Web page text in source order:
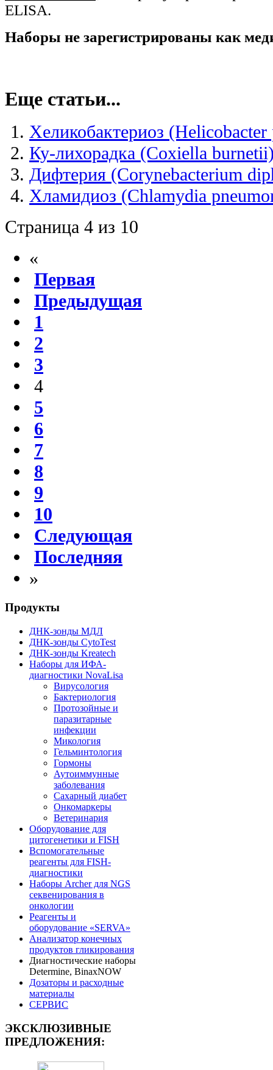
ELISA.
Наборы не зарегистрированы как
Еще статьи...
Хеликобактериоз
Ку-лихорадка (Coxiella
Дифтерия (Corynebacterium
Хламидиоз (Chlamydia
Страница 4 из 10
«
Первая
Предыдущая
1
2
3
4
5
6
7
8
9
10
Следующая
Последняя
»
Продукты
ДНК-зонды МДЛ
ДНК-зонды CytoTest
ДНК-зонды Kreatech
Наборы для ИФА-
диагностики NovaLisa
Вирусология
Бактериология
Протозойные и
паразитарные
инфекции
Микология
Гельминтология
Гормоны
Аутоиммунные
заболевания
Сахарный диабет
Онкомаркеры
Ветеринария
Оборудование для
цитогенетики и FISH
Вспомогательные
реагенты для FISH-
диагностики
Наборы Archer для NGS
секвенирования в
онкологии
Реагенты и
оборудование «SERVA»
Анализатор конечных
продуктов гликирования
Диагностические наборы
Determine, BinaxNOW
Дозаторы и расходные
материалы
СЕРВИС
ЭКСКЛЮЗИВНЫЕ
ПРЕДЛОЖЕНИЯ: